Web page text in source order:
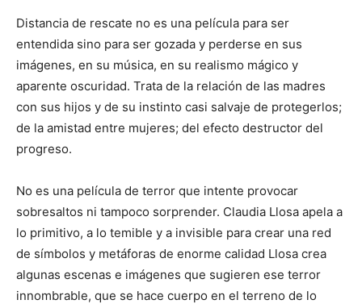
Distancia de rescate no es una película para ser
entendida sino para ser gozada y perderse en sus
imágenes, en su música, en su realismo mágico y
aparente oscuridad. Trata de la relación de las madres
con sus hijos y de su instinto casi salvaje de protegerlos;
de la amistad entre mujeres; del efecto destructor del
progreso.
No es una película de terror que intente provocar
sobresaltos ni tampoco sorprender. Claudia Llosa apela a
lo primitivo, a lo temible y a invisible para crear una red
de símbolos y metáforas de enorme calidad Llosa crea
algunas escenas e imágenes que sugieren ese terror
innombrable, que se hace cuerpo en el terreno de lo